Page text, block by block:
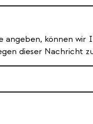
angeben, können wir
dieser Nachricht